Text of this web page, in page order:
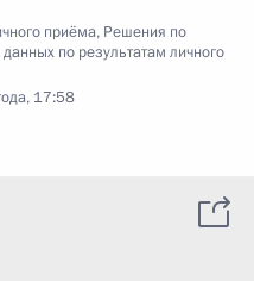
приёма, Решения по
по результатам личного
17:58